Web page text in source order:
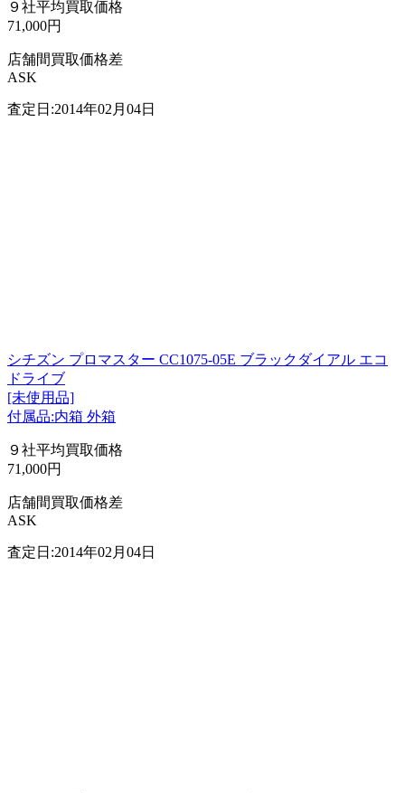
９社平均買取価格
71,000円
店舗間買取価格差
ASK
査定日:2014年02月04日
シチズン プロマスター CC1075-05E ブラックダイアル エコ
ドライブ
[未使用品]
付属品:内箱 外箱
９社平均買取価格
71,000円
店舗間買取価格差
ASK
査定日:2014年02月04日